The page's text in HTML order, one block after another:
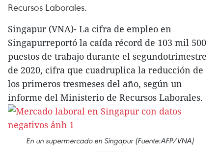
Recursos Laborales.
Singapur (VNA)- La cifra de empleo en
Singapurreportó la caída récord de 103 mil 500
puestos de trabajo durante el segundotrimestre
de 2020, cifra que cuadruplica la reducción de
los primeros tresmeses del año, según un
informe del Ministerio de Recursos Laborales.
En un supermercado en Singapur (Fuente:AFP/VNA)